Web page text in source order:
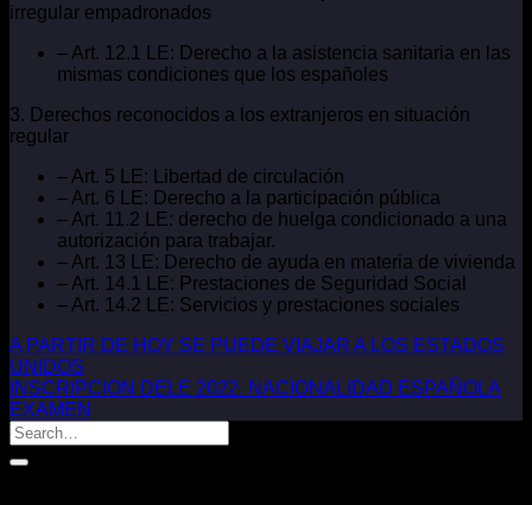
irregular empadronados
– Art. 12.1 LE: Derecho a la asistencia sanitaria en las
mismas condiciones que los españoles
3. Derechos reconocidos a los extranjeros en situación
regular
– Art. 5 LE: Libertad de circulación
– Art. 6 LE: Derecho a la participación pública
– Art. 11.2 LE: derecho de huelga condicionado a una
autorización para trabajar.
– Art. 13 LE: Derecho de ayuda en materia de vivienda
– Art. 14.1 LE: Prestaciones de Seguridad Social
– Art. 14.2 LE: Servicios y prestaciones sociales
A PARTIR DE HOY SE PUEDE VIAJAR A LOS ESTADOS
UNIDOS
INSCRIPCION DELE 2022. NACIONALIDAD ESPAÑOLA
EXAMEN